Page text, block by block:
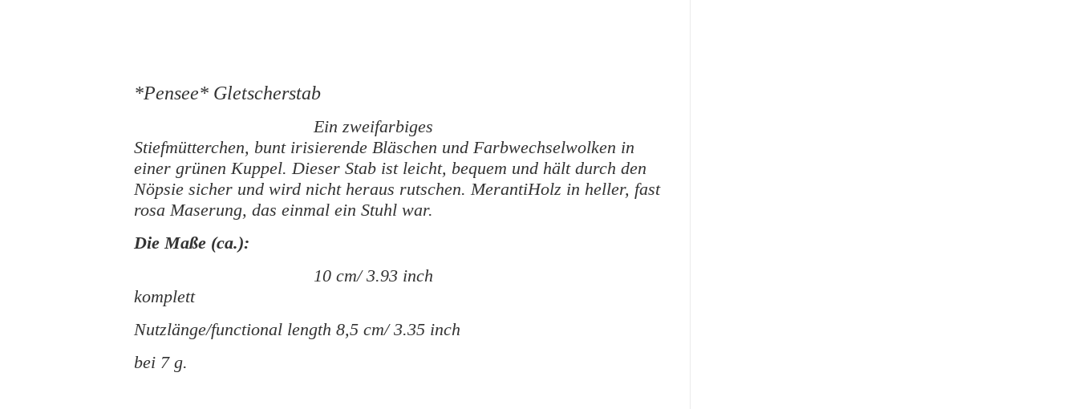
*Pensee* Gletscherstab
Ein zweifarbiges
Stiefmütterchen, bunt irisierende Bläschen und Farbwechselwolken in
einer grünen Kuppel. Dieser Stab ist leicht, bequem und hält durch den
Nöpsie sicher und wird nicht heraus rutschen. MerantiHolz in heller, fast
rosa Maserung, das einmal ein Stuhl war.
Die Maße (ca.):
10 cm/ 3.93 inch
komplett
Nutzlänge/functional length 8,5 cm/ 3.35 inch
bei 7 g.